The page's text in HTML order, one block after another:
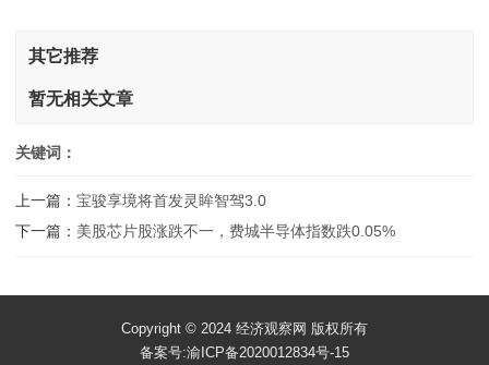
其它推荐
暂无相关文章
关键词：
上一篇： 宝骏享境将首发灵眸智驾3.0
下一篇： 美股芯片股涨跌不一，费城半导体指数跌0.05%
Copyright © 2024 经济观察网 版权所有
备案号:渝ICP备2020012834号-15